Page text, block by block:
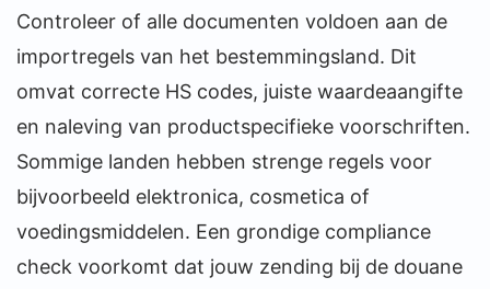
Controleer of alle documenten voldoen aan de
importregels van het bestemmingsland. Dit
omvat correcte HS codes, juiste waardeaangifte
en naleving van productspecifieke voorschriften.
Sommige landen hebben strenge regels voor
bijvoorbeeld elektronica, cosmetica of
voedingsmiddelen. Een grondige compliance
check voorkomt dat jouw zending bij de douane